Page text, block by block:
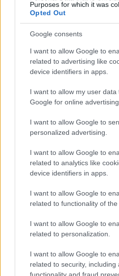
Purposes for which it was
Opted Out
Google consents
I want to allow Google to
related to advertising like
device identifiers in apps.
I want to allow my user data
Google for online
I want to allow Google to
personalized advertising.
I want to allow Google to
related to analytics like
device identifiers in apps.
I want to allow Google to
related to functionality of the
I want to allow Google to
related to personalization.
I want to allow Google to
related to security, including
The Mandalorian - érdekes
és a Rogue One között
A forgatási képek még nem
elkezdődtek a találgatások.